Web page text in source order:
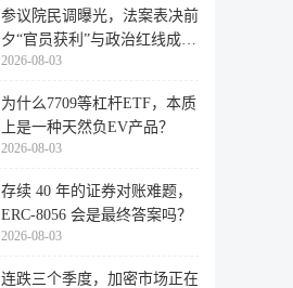
参议院民调曝光，法案表决前
夕“官员获利”与政治红线成最
大
2026-08-03
为什么7709等杠杆ETF，本质
上是一种天然负EV产品？
2026-08-03
存续 40 年的证券对账难题，
ERC-8056 会是最终答案吗？
2026-08-03
连跌三个季度，加密市场正在